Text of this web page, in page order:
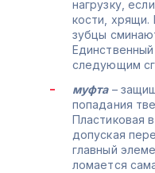
нагрузку,
кости,
зубцы
следующим
муфта–
попадания
Пластиковая
допуская
главный
ломается